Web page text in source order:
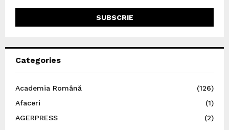
Categories
Academia Română
(126)
Afaceri
(1)
AGERPRESS
(2)